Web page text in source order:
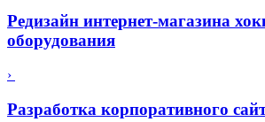
Редизайн интернет-магазина
оборудования
›
Разработка корпоративного